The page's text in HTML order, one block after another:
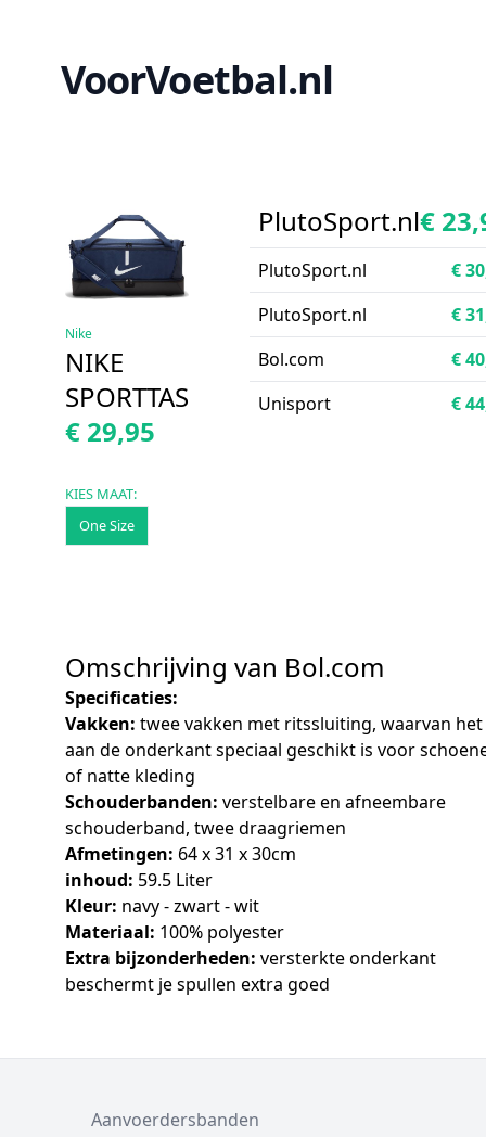
VoorVoetbal.nl
Nike
NIKE
SPORTTAS
€ 29,95
KIES MAAT:
One Size
PlutoSport.nl€
PlutoSport.nl
€
PlutoSport.nl
€
Bol.com
€
Unisport
€
Omschrijving van Bol.com
Specificaties:
Vakken: twee vakken met ritssluiting, waarvan het
aan de onderkant speciaal geschikt is voor
of natte kleding
Schouderbanden: verstelbare en afneembare
schouderband, twee draagriemen
Afmetingen: 64 x 31 x 30cm
inhoud: 59.5 Liter
Kleur: navy - zwart - wit
Materiaal: 100% polyester
Extra bijzonderheden: versterkte onderkant
beschermt je spullen extra goed
Aanvoerdersbanden